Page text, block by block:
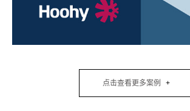
点击查看更多案例